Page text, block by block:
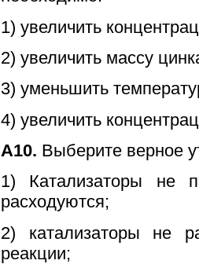
1) увеличить
2) увеличить массу
3) уменьшить
4) увеличить
А10. Выберите верное
1) Катализаторы не
расходуются;
2) катализаторы не
реакции;